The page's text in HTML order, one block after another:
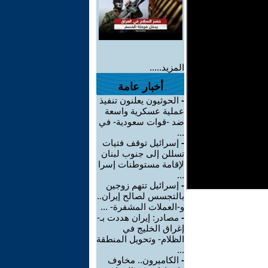
المزيد.....
أخبار عامة
- الحوثيون يعلنون تنفيذ
عملية عسكرية واسعة
ضد -قوات سعودية- في
...
- إسرائيل توقف فتيات
تسللن إلى جنوب لبنان
لإقامة مستوطنات إسرا
...
- إسرائيل تتهم زوجين
بالتجسس لصالح إيران..
و-العملات المشفرة- ...
- مصادر: إيران هددت بـ-
إغراق الخليج في
الظلام- وتحويل المنطقة
...
- الكاميرون.. مخاوف